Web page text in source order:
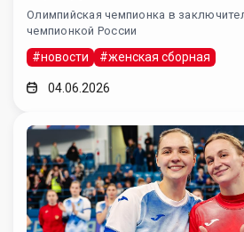
Олимпийская чемпионка в
чемпионкой России
#новости #женская сборная
04.06.2026